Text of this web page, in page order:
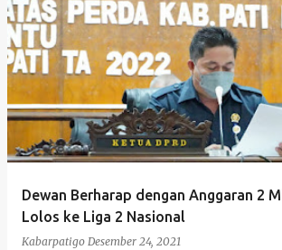
Dewan Berharap dengan Anggaran 2
Lolos ke Liga 2 Nasional
Kabarpatigo Desember 24, 2021